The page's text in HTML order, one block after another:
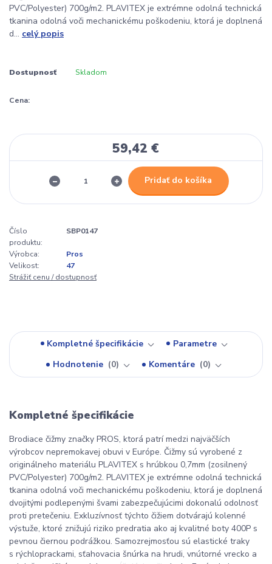
PVC/Polyester) 700g/m2. PLAVITEX je extrémne odolná technická
tkanina odolná voči mechanickému poškodeniu, ktorá je doplnená
d... celý popis
Dostupnosť Skladom
Cena:
59,42 €
Pridať do košíka
Číslo
produktu:
SBP0147
Výrobca:
Pros
Velikost:
47
Strážiť cenu / dostupnosť
Kompletné špecifikácie
Parametre
Hodnotenie
0 Komentáre 0
Kompletné špecifikácie
Brodiace čižmy značky PROS, ktorá patrí medzi najväčších
výrobcov nepremokavej obuvi v Európe. Čižmy sú vyrobené z
originálneho materiálu PLAVITEX s hrúbkou 0,7mm (zosilnený
PVC/Polyester) 700g/m2. PLAVITEX je extrémne odolná technická
tkanina odolná voči mechanickému poškodeniu, ktorá je doplnená
dvojitými podlepenými švami zabezpečujúcimi dokonalú odolnosť
proti pretečeniu. Exkluzívnosť týchto čižiem dotvárajú kolenné
výstuže, ktoré znižujú riziko predratia ako aj kvalitné boty 400P s
pevnou čiernou podrážkou. Samozrejmosťou sú elastické traky
s rýchloprackami, sťahovacia šnúrka na hrudi, vnútorné vrecko a